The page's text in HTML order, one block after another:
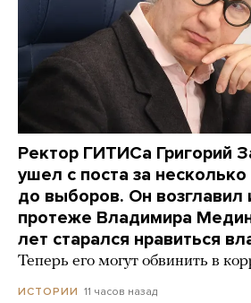
Ректор ГИТИСа Григорий
ушел с поста за
до выборов. Он возглавил
протеже Владимира
лет старался нравиться
Теперь его могут обвинить в
ИСТОРИИ 11 часов назад